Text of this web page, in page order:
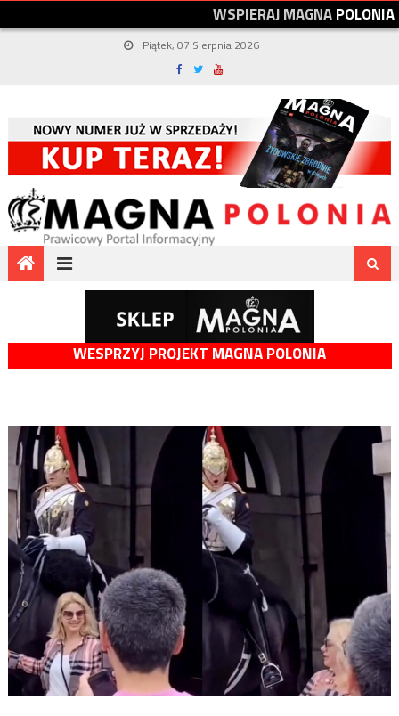
WSPIERAJMAGNAPOLONIA
Piątek, 07 Sierpnia 2026
WESPRZYJ PROJEKT MAGNA POLONIA